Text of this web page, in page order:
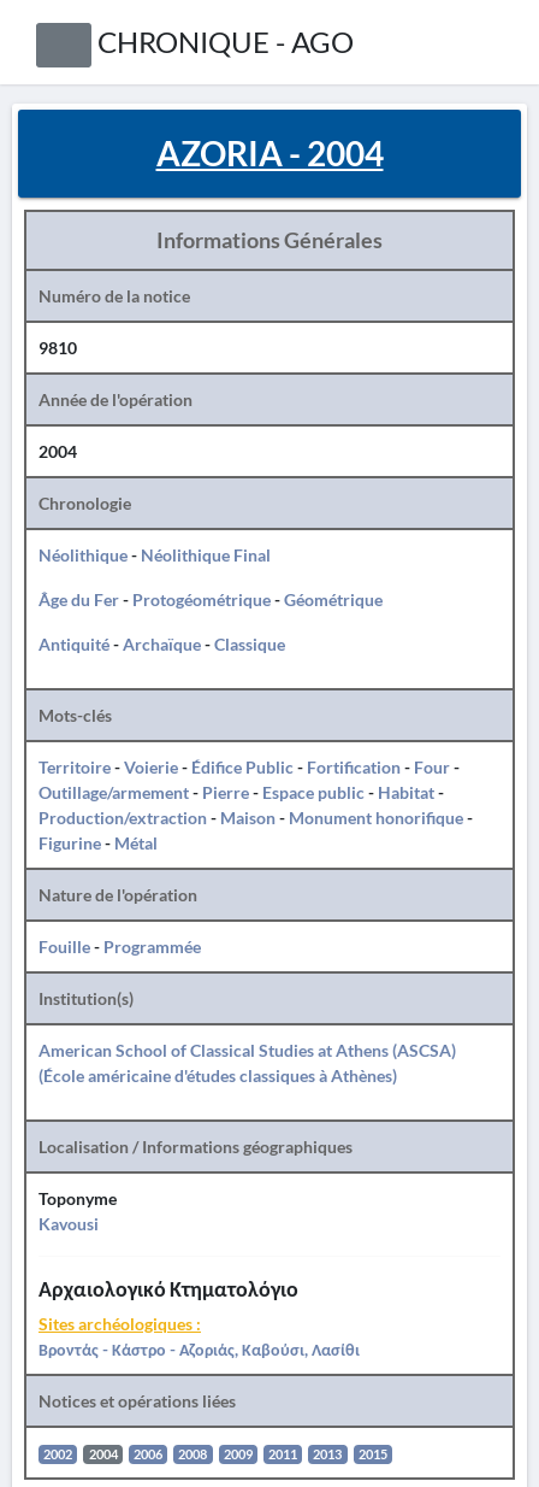
CHRONIQUE - AGO
AZORIA - 2004
Informations Générales
Numéro de la notice
9810
Année de l'opération
2004
Chronologie
Néolithique- Néolithique Final
Âge du Fer- Protogéométrique-Géométrique
Antiquité-Archaïque-Classique
Mots-clés
Territoire-Voierie- Édifice Public- Fortification- Four-
Outillage/armement- Pierre- Espace public- Habitat-
Production/extraction- Maison- Monument honorifique-
Figurine- Métal
Nature de l'opération
Fouille- Programmée
Institution(s)
American School of Classical Studies at Athens (ASCSA)
(École américaine d'études classiques à Athènes)
Localisation / Informations géographiques
Toponyme
Kavousi
Αρχαιολογικό Κτηματολόγιο
Sites archéologiques :
Βροντάς - Κάστρο - Αζοριάς, Καβούσι, Λασίθι
Notices et opérations liées
2002 2004 2006 2008 2009 2011 2013 2015